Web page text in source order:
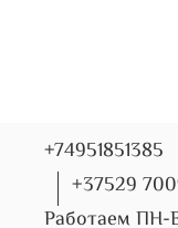
+74951851385
+37529
Работаем